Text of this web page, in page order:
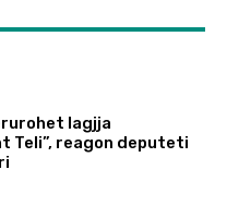
lagjja
Teli”, reagon deputeti